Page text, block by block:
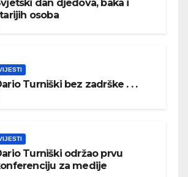
dan djedova, baka i
osoba
Turniški bez zadrške . . .
Turniški održao prvu
za medije